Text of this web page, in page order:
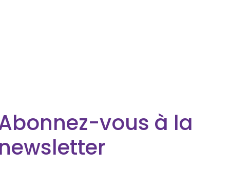
vous à la
newsletter